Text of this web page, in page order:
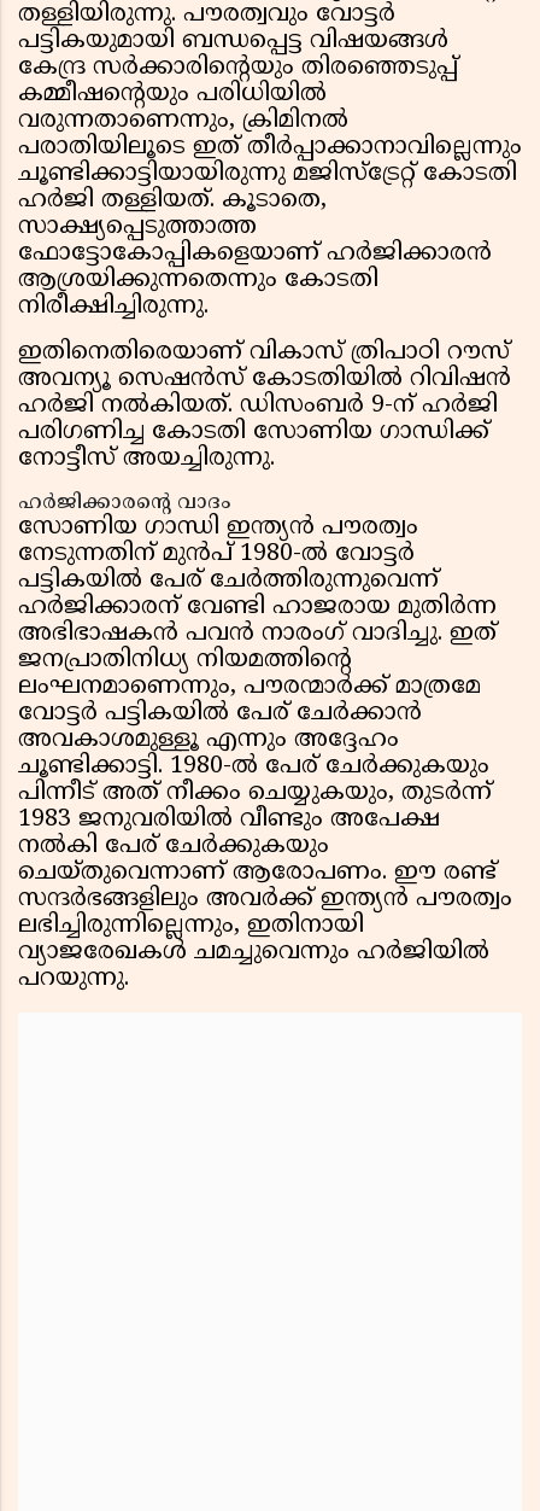
തള്ളിയിരുന്നു. പൗരത്വവും വോട്ടർ
പട്ടികയുമായി ബന്ധപ്പെട്ട വിഷയങ്ങൾ
കേന്ദ്ര സർക്കാരിന്റെയും തിരഞ്ഞെടുപ്പ്
കമ്മീഷന്റെയും പരിധിയിൽ
വരുന്നതാണെന്നും, ക്രിമിനൽ
പരാതിയിലൂടെ ഇത് തീർപ്പാക്കാനാവില്ലെന്നും
ചൂണ്ടിക്കാട്ടിയായിരുന്നു മജിസ്ട്രേറ്റ് കോടതി
ഹർജി തള്ളിയത്. കൂടാതെ,
സാക്ഷ്യപ്പെടുത്താത്ത
ഫോട്ടോകോപ്പികളെയാണ് ഹർജിക്കാരൻ
ആശ്രയിക്കുന്നതെന്നും കോടതി
നിരീക്ഷിച്ചിരുന്നു.
ഇതിനെതിരെയാണ് വികാസ് ത്രിപാഠി റൗസ്
അവന്യൂ സെഷൻസ് കോടതിയിൽ റിവിഷൻ
ഹർജി നൽകിയത്. ഡിസംബർ 9-ന് ഹർജി
പരിഗണിച്ച കോടതി സോണിയ ഗാന്ധിക്ക്
നോട്ടീസ് അയച്ചിരുന്നു.
ഹർജിക്കാരന്റെ വാദം
സോണിയ ഗാന്ധി ഇന്ത്യൻ പൗരത്വം
നേടുന്നതിന് മുൻപ് 1980-ൽ വോട്ടർ
പട്ടികയിൽ പേര് ചേർത്തിരുന്നുവെന്ന്
ഹർജിക്കാരന് വേണ്ടി ഹാജരായ മുതിർന്ന
അഭിഭാഷകൻ പവൻ നാരംഗ് വാദിച്ചു. ഇത്
ജനപ്രാതിനിധ്യ നിയമത്തിന്റെ
ലംഘനമാണെന്നും, പൗരന്മാർക്ക് മാത്രമേ
വോട്ടർ പട്ടികയിൽ പേര് ചേർക്കാൻ
അവകാശമുള്ളൂ എന്നും അദ്ദേഹം
ചൂണ്ടിക്കാട്ടി. 1980-ൽ പേര് ചേർക്കുകയും
പിന്നീട് അത് നീക്കം ചെയ്യുകയും, തുടർന്ന്
1983 ജനുവരിയിൽ വീണ്ടും അപേക്ഷ
നൽകി പേര് ചേർക്കുകയും
ചെയ്തുവെന്നാണ് ആരോപണം. ഈ രണ്ട്
സന്ദർഭങ്ങളിലും അവർക്ക് ഇന്ത്യൻ പൗരത്വം
ലഭിച്ചിരുന്നില്ലെന്നും, ഇതിനായി
വ്യാജരേഖകൾ ചമച്ചുവെന്നും ഹർജിയിൽ
പറയുന്നു.